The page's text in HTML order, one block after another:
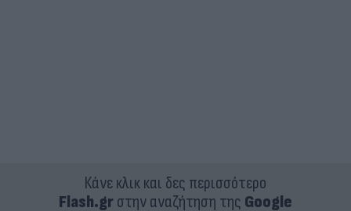
Κάνε κλικ και δες περισσότερο
Flash.grστην αναζήτηση της Google